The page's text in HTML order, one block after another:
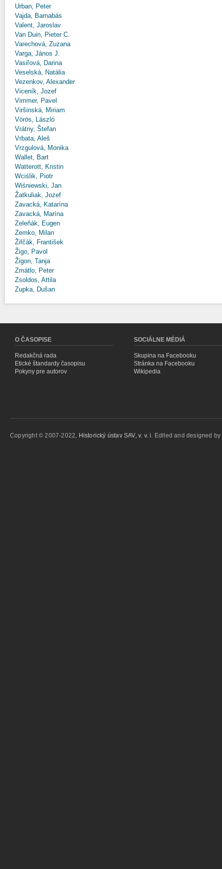
Urban, Peter
Vajda, Barnabás
Valent, Jaroslav
Van Duin, Pieter C.
Varechová, Zuzana
Varga, János J.
Vasiľová, Darina
Veselská, Natália
Vezenkov, Alexander
Viceník, Jozef
Vimmer, Pavel
Viršinská, Miriam
Vörös, László
Vrátny, Štefan
Vrbata, Aleš
Vrzgulová, Monika
Wallet, Bart
Watterott, Kristin
Wciślik, Piotr
Wiśniewski, Jan
Žatkuliak, Jozef
Zavacká, Katarína
Zavacká, Marína
Zeleňák, Eugen
Zemko, Milan
Žifčák, František
Žigo, Pavol
Žigon, Tanja
Zmátlo, Peter
Zsoldos, Attila
Zupka, Dušan
O ČASOPISE
Redakčná rada
Etické štandardy časopisu
Pokyny pre autorov
SOCIÁLNE MÉDIÁ
Skupina na Facebooku
Stránka na Facebooku
Wikipedia
Copyright © 2007-2022, Historický ústav SAV, v. v. i. Edited and designed by